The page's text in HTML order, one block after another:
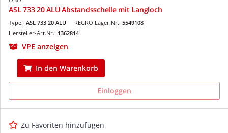
ASL 733 20 ALU Abstandsschelle mit Langloch
REGRO Lager.Nr.: 5549108
Type: ASL 733 20 ALU
Hersteller-Art.Nr.: 1362814
VPE anzeigen
In den Warenkorb
Einloggen
Zu Favoriten hinzufügen